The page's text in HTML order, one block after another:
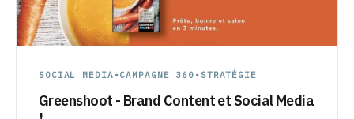
SOCIAL MEDIA •CAMPAGNE 360 • STRATÉGIE
Greenshoot - Brand Content et Social Media